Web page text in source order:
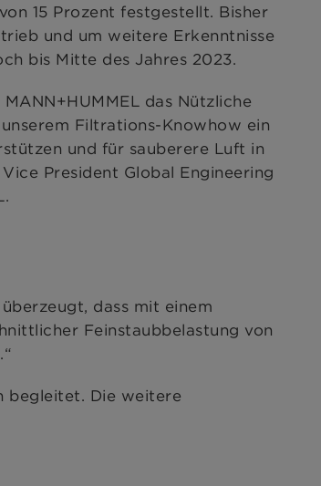
15 Prozent festgestellt. Bisher
und um weitere Erkenntnisse
bis Mitte des Jahres 2023.
das Nützliche
Filtrations-Knowhow ein
und für sauberere Luft in
President Global Engineering
dass mit einem
Feinstaubbelastung von
begleitet. Die weitere